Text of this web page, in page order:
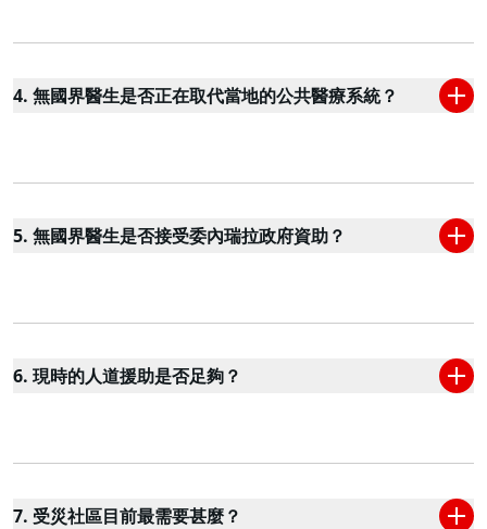
4. 無國界醫生是否正在取代當地的公共醫療系統？
5. 無國界醫生是否接受委內瑞拉政府資助？
6. 現時的人道援助是否足夠？
7. 受災社區目前最需要甚麼？